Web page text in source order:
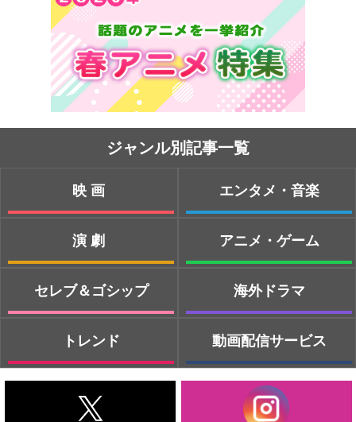
ジャンル別記事一覧
映画
演劇
セレブ＆ゴシップ
トレンド
エンタメ・音楽
アニメ・ゲーム
海外ドラマ
動画配信サービス